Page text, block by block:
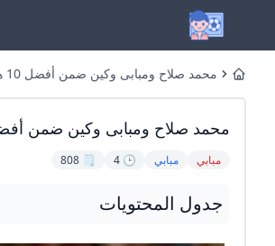
Homeمحمد صلاح ومبابى وكين ضمن أفضل 10 هدافين فى دوريات أوروبا 2025 - اليوم السابع
محمد صلاح ومبابى وكين ضمن أفضل 10 هدافين فى دوريات أوروبا 2025 - اليوم
مبابي مبابي 🕒 4
🗒️ 808
جدول المحتويات